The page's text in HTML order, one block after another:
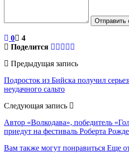
Отправить
0
4
Поделится
Предыдущая запись
Подросток из Бийска получил
неудачного сальто
Следующая запись
Автор «Волкодава», победитель
приедут на фестиваль Роберта
Вам также могут понравиться Еще